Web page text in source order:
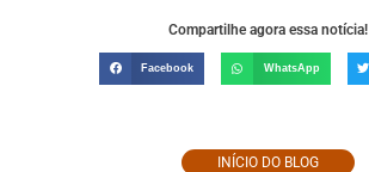
Compartilhe agora essa notícia!
Facebook WhatsApp
INÍCIO DO BLOG